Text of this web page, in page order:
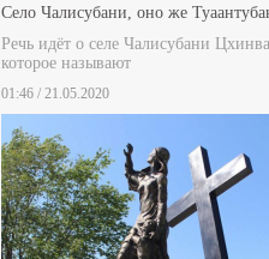
Село Чалисубани, оно же
Речь идёт о селе Чалисубани
которое называют
01:46 / 21.05.2020